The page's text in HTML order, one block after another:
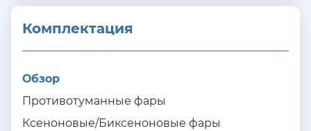
Комплектация
Обзор
Противотуманные фары
Ксеноновые/Биксеноновые фары